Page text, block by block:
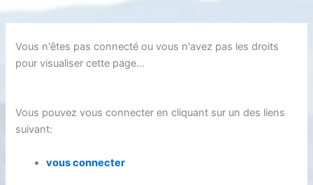
Vous n'êtes pas connecté ou vous n'avez pas les droits
pour visualiser cette page...
Vous pouvez vous connecter en cliquant sur un des liens
suivant:
vous connecter